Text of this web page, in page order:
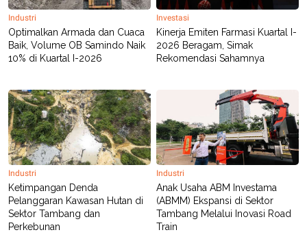
Industri
Optimalkan Armada dan Cuaca
Baik, Volume OB Samindo Naik
10% di Kuartal I-2026
Investasi
Kinerja Emiten Farmasi Kuartal I-
2026 Beragam, Simak
Rekomendasi Sahamnya
Industri
Ketimpangan Denda
Pelanggaran Kawasan Hutan di
Sektor Tambang dan
Perkebunan
Industri
Anak Usaha ABM Investama
(ABMM) Ekspansi di Sektor
Tambang Melalui Inovasi Road
Train